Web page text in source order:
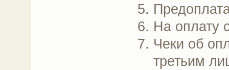
На оплату
Чеки об
третьим